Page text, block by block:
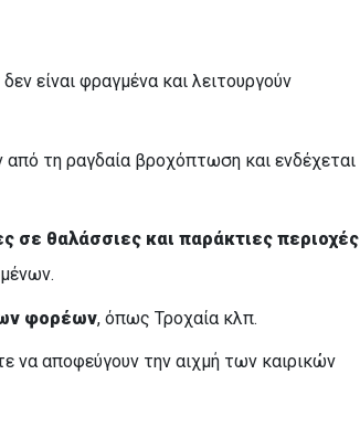
είναι φραγμένα και λειτουργούν
τη ραγδαία βροχόπτωση και ενδέχεται
σε θαλάσσιες και παράκτιες περιοχές
φορέων, όπως Τροχαία κλπ.
αποφεύγουν την αιχμή των καιρικών